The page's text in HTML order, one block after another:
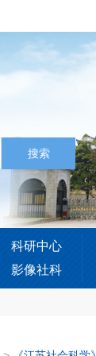
科研中心
影像社科